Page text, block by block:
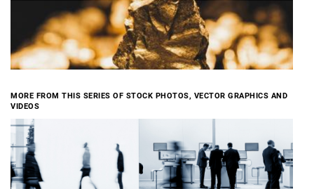
MORE FROM THIS SERIES OF STOCK PHOTOS, VECTOR GRAPHICS AND
VIDEOS